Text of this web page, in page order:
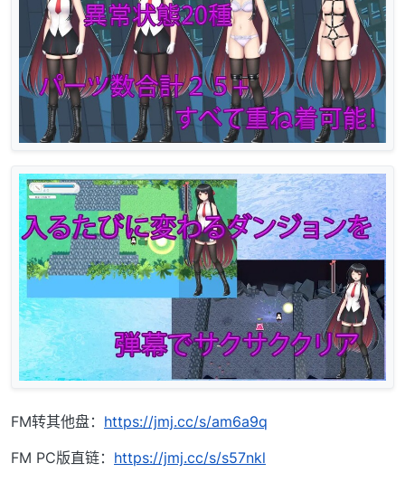
FM转其他盘： https://jmj.cc/s/am6a9q
FM PC版直链： https://jmj.cc/s/s57nkl